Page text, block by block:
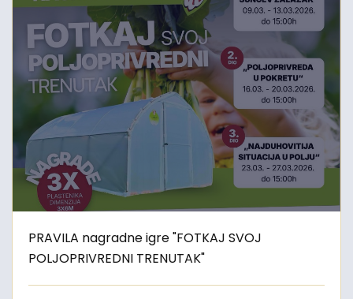
PRAVILA nagradne igre "FOTKAJ SVOJ
POLJOPRIVREDNI TRENUTAK"